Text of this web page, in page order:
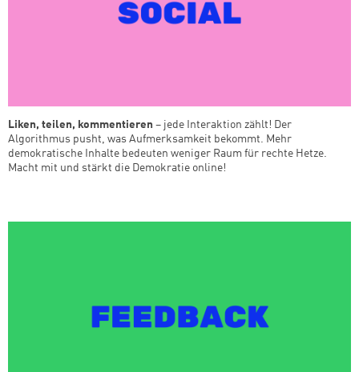
Liken, teilen, kommentieren – jede Interaktion zählt! Der
Algorithmus pusht, was Aufmerksamkeit bekommt. Mehr
demokratische Inhalte bedeuten weniger Raum für rechte Hetze.
Macht mit und stärkt die Demokratie online!